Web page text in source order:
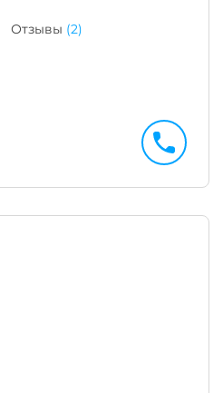
Отзывы (2)